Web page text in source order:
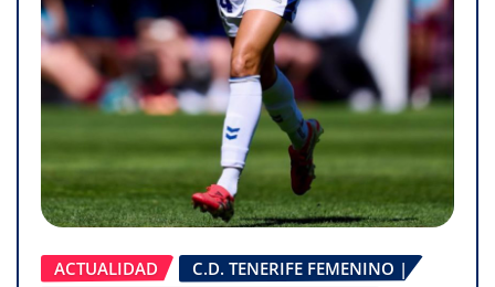
ACTUALIDAD
C.D. TENERIFE FEMENINO |